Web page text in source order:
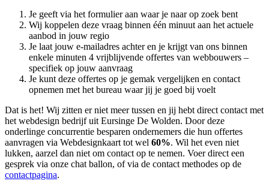
Je geeft via het formulier aan waar je naar op zoek bent
Wij koppelen deze vraag binnen één minuut aan het actuele
aanbod in jouw regio
Je laat jouw e-mailadres achter en je krijgt van ons binnen
enkele minuten 4 vrijblijvende offertes van webbouwers –
specifiek op jouw aanvraag
Je kunt deze offertes op je gemak vergelijken en contact
opnemen met het bureau waar jij je goed bij voelt
Dat is het! Wij zitten er niet meer tussen en jij hebt direct contact met
het webdesign bedrijf uit Eursinge De Wolden. Door deze
onderlinge concurrentie besparen ondernemers die hun offertes
aanvragen via Webdesignkaart tot wel 60%. Wil het even niet
lukken, aarzel dan niet om contact op te nemen. Voer direct een
gesprek via onze chat ballon, of via de contact methodes op de
contactpagina.